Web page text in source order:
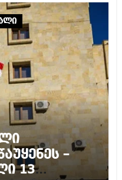
–
13